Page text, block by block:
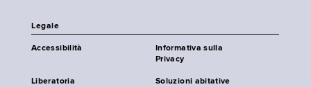
Legale
Accessibilità
Informativa sulla
Privacy
Liberatoria
Soluzioni abitative